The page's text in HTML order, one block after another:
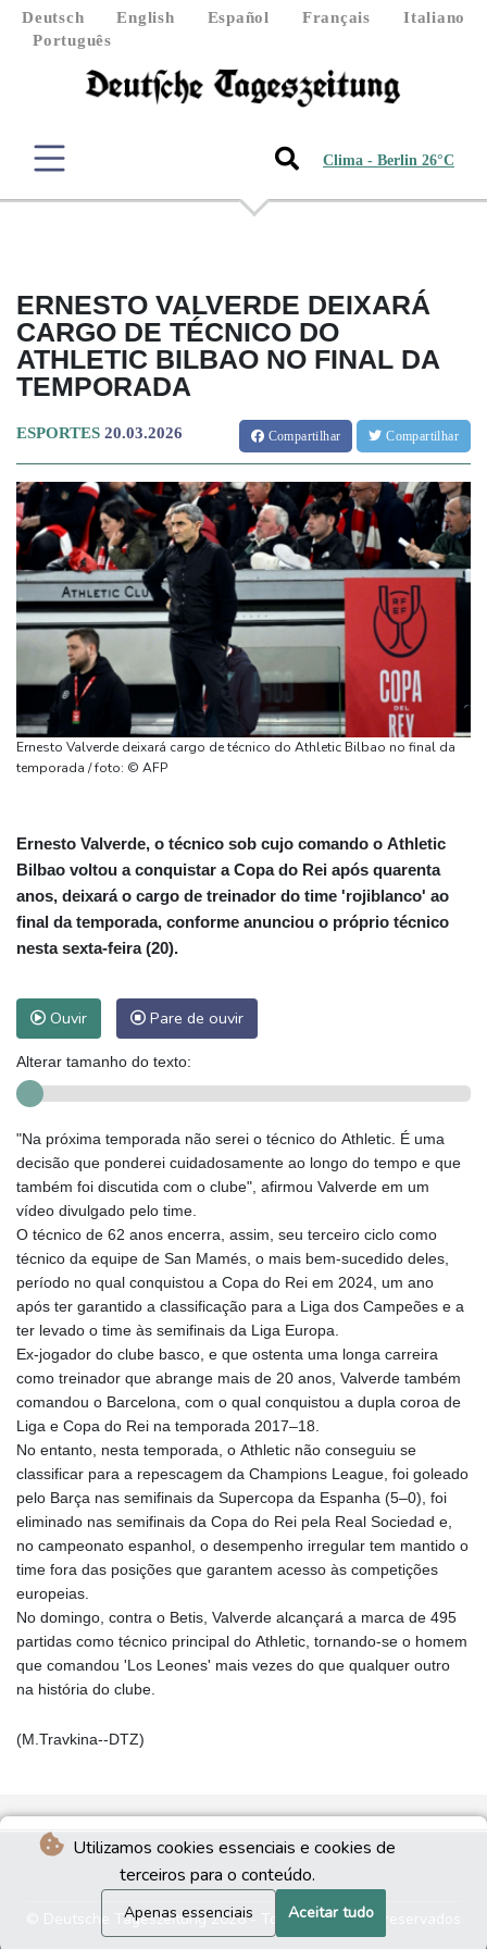
Utilizamos cookies essenciais e cookies de
terceiros para o conteúdo.
Apenas essenciais Aceitar tudo
Deutsch English Español Français
Italiano
Português
Clima - Berlin 26°C
ERNESTO VALVERDE DEIXARÁ
CARGO DE TÉCNICO DO
ATHLETIC BILBAO NO FINAL DA
TEMPORADA
ESPORTES 20.03.2026 Compartilhar Compartilhar
Ernesto Valverde deixará cargo de técnico do Athletic Bilbao no final da
temporada / foto: © AFP
Ernesto Valverde, o técnico sob cujo comando o Athletic
Bilbao voltou a conquistar a Copa do Rei após quarenta
anos, deixará o cargo de treinador do time 'rojiblanco' ao
final da temporada, conforme anunciou o próprio técnico
nesta sexta-feira (20).
Ouvir Pare de ouvir
Alterar tamanho do texto:
"Na próxima temporada não serei o técnico do Athletic. É uma
decisão que ponderei cuidadosamente ao longo do tempo e que
também foi discutida com o clube", afirmou Valverde em um
vídeo divulgado pelo time.
O técnico de 62 anos encerra, assim, seu terceiro ciclo como
técnico da equipe de San Mamés, o mais bem-sucedido deles,
período no qual conquistou a Copa do Rei em 2024, um ano
após ter garantido a classificação para a Liga dos Campeões e a
ter levado o time às semifinais da Liga Europa.
Ex-jogador do clube basco, e que ostenta uma longa carreira
como treinador que abrange mais de 20 anos, Valverde também
comandou o Barcelona, com o qual conquistou a dupla coroa de
Liga e Copa do Rei na temporada 2017–18.
No entanto, nesta temporada, o Athletic não conseguiu se
classificar para a repescagem da Champions League, foi goleado
pelo Barça nas semifinais da Supercopa da Espanha (5–0), foi
eliminado nas semifinais da Copa do Rei pela Real Sociedad e,
no campeonato espanhol, o desempenho irregular tem mantido o
time fora das posições que garantem acesso às competições
europeias.
No domingo, contra o Betis, Valverde alcançará a marca de 495
partidas como técnico principal do Athletic, tornando-se o homem
que comandou 'Los Leones' mais vezes do que qualquer outro
na história do clube.
(M.Travkina--DTZ)
© Deutsche Tageszeitung 2026 - Todos os direitos reservados